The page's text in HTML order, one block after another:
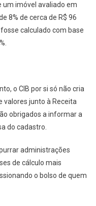
um imóvel avaliado em
8% de cerca de R$ 96
calculado com base
o CIB por si só não cria
valores junto à Receita
obrigados a informar a
do cadastro.
administrações
de cálculo mais
o bolso de quem